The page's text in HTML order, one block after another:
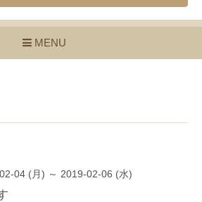
MENU
04 (月) ～ 2019-02-06 (水)